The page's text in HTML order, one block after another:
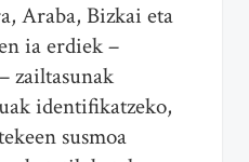
Araba, Bizkai eta
ia erdiek –
zailtasunak
identifikatzeko,
susmoa